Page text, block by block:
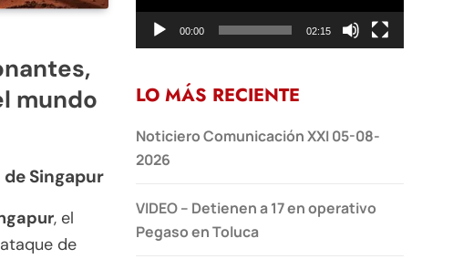
mundo
Singapur
, el
de
00:00 02:15
LO MÁS RECIENTE
Noticiero Comunicación XXI 05-08-
2026
VIDEO – Detienen a 17 en operativo
Pegaso en Toluca